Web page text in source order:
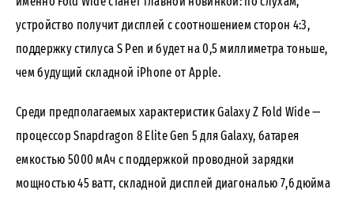
устройство получит дисплей с соотношением сторон 4:3,
поддержку стилуса S Pen и будет на 0,5 миллиметра тоньше,
чем будущий складной iPhone от Apple.
Среди предполагаемых характеристик Galaxy Z Fold Wide —
процессор Snapdragon 8 Elite Gen 5 для Galaxy, батарея
емкостью 5000 мАч с поддержкой проводной зарядки
мощностью 45 ватт, складной дисплей диагональю 7,6 дюйма